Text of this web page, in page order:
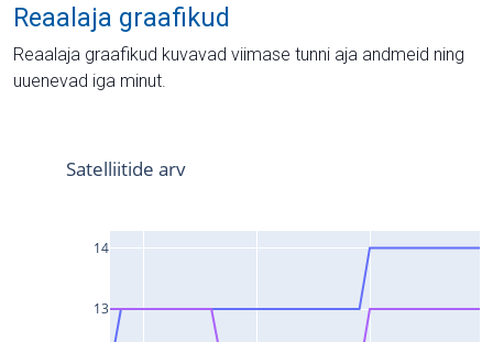
Reaalaja graafikud
Reaalaja graafikud kuvavad viimase tunni aja andmeid ning
uuenevad iga minut.